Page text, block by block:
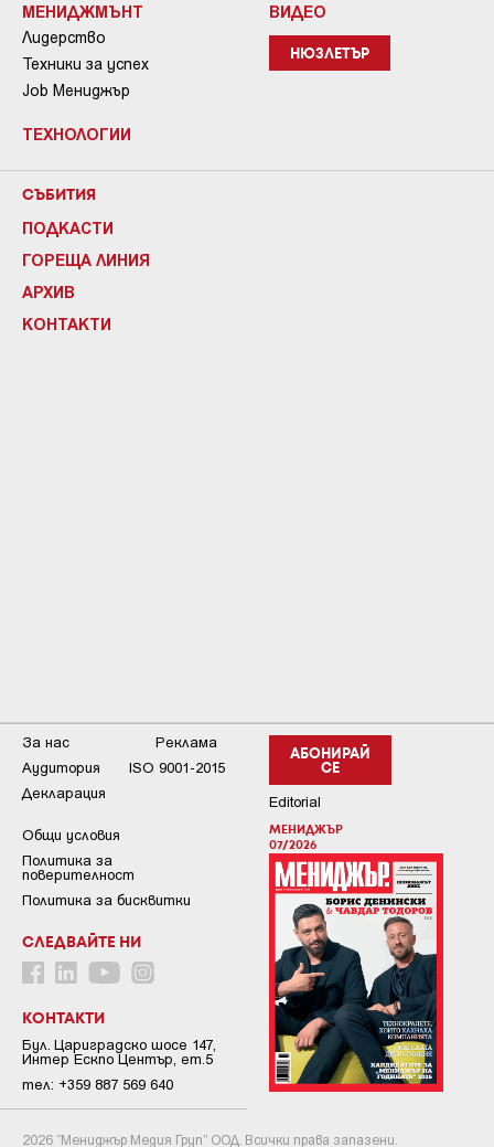
МЕНИДЖМЪНТ
Лидерство
Техники за успех
Job Мениджър
ТЕХНОЛОГИИ
ВИДЕО
НЮЗЛЕТЪР
СЪБИТИЯ
ПОДКАСТИ
ГОРЕЩА ЛИНИЯ
АРХИВ
КОНТАКТИ
АБОНИРАЙ
СЕ
Editorial
МЕНИДЖЪР
07/2026
За нас
Реклама
Аудитория
ISO 9001-2015
Декларация
Общи условия
Пoлитикa зa
пoвepитeлнocт
Политика за бисквитки
СЛЕДВАЙТЕ НИ
КОНТАКТИ
Бул. Цариградско шосе 147,
Интер Ескпо Център, ет.5
тел: +359 887 569 640
2026 “Мениджър Медия Груп” ООД. Всички права запазени.